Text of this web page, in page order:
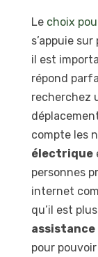
Le choix
s’appuie
il est
répond
recherchez
compte les
électrique
personnes
internet
qu’il est
pour